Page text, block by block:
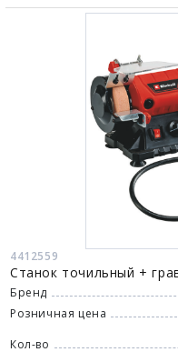
4412559
Станок точильный +
Бренд
Розничная цена
Кол-во